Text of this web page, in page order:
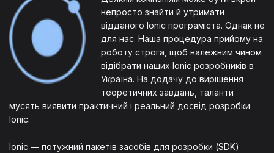
непросто знайти й утримати
відданого Ionic програміста. Однак не
для нас. Наша процедура прийому на
роботу строга, щоб належним чином
відібрати наших Ionic розробників в
Україна. На додачу до вирішення
теоретичних завдань, таланти
мусять виявити практичний і реальний досвід розробки
Ionic.
Ionic — потужний пакетів засобів для розробки (SDK)